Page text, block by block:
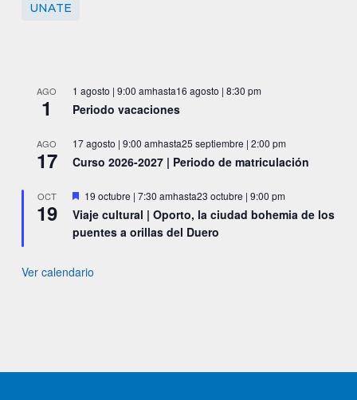
UNATE
AGO
1
1 agosto | 9:00 amhasta16 agosto | 8:30 pm
Periodo vacaciones
AGO
17
17 agosto | 9:00 amhasta25 septiembre | 2:00 pm
Curso 2026-2027 | Periodo de matriculación
OCT
19
Destacado
19 octubre | 7:30 amhasta23 octubre | 9:00 pm
Viaje cultural | Oporto, la ciudad bohemia de los
puentes a orillas del Duero
Ver calendario